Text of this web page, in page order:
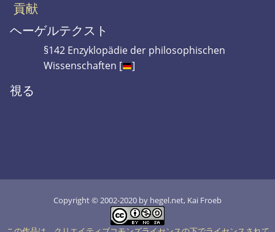
貢献
ヘーゲルテクスト
§142 Enzyklopädie der philosophischen
Wissenschaften [
]
視る
Copyright © 2002-2020 by hegel.net, Kai Froeb